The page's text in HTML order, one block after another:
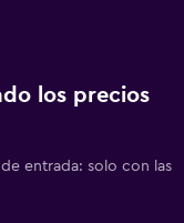
los precios
entrada: solo con las